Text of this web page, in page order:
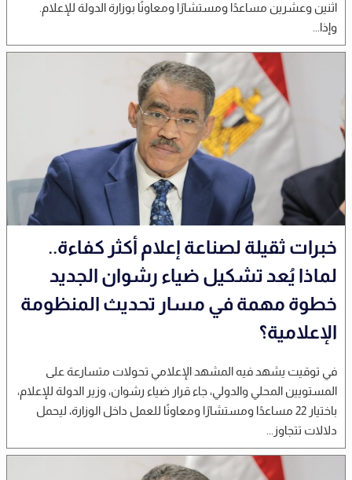
اثنين وعشرين مساعدًا ومستشارًا ومعاونًا بوزارة الدولة للإعلام.
وإذا...
خبرات ثقيلة لصناعة إعلام أكثر كفاءة..
لماذا يُعد تشكيل ضياء رشوان الجديد
خطوة مهمة في مسار تحديث المنظومة
الإعلامية؟
في توقيت يشهد فيه المشهد الإعلامي تحولات متسارعة على
المستويين المحلي والدولي، جاء قرار ضياء رشوان، وزير الدولة للإعلام،
باختيار 22 مساعدًا ومستشارًا ومعاونًا للعمل داخل الوزارة، ليحمل
دلالات تتجاوز...